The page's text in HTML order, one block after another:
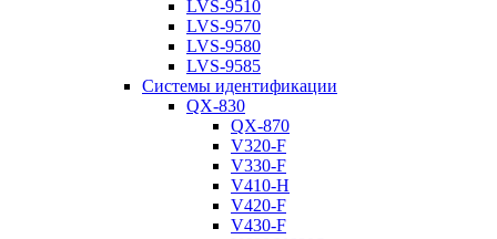
LVS-9510
LVS-9570
LVS-9580
LVS-9585
Системы идентификации
QX-830
QX-870
V320-F
V330-F
V410-H
V420-F
V430-F